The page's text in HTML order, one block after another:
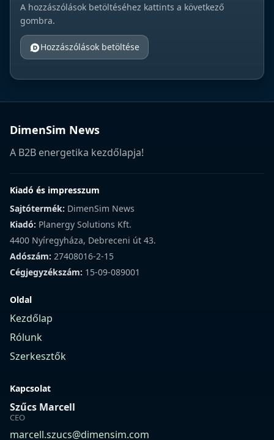
A hozzászólások betöltéséhez kattints a következő
gombra.
Hozzászólások betöltése
DimenSim News
A B2B energetika kezdőlapja!
Kiadó és impresszum
Sajtótermék: DimenSim News
Kiadó: Planergy Solutions Kft.
4400 Nyíregyháza, Debreceni út 43.
Adószám: 27408016-2-15
Cégjegyzékszám: 15-09-089001
Oldal
Kezdőlap
Rólunk
Szerkesztők
Kapcsolat
Szűcs Marcell
CEO
marcell.szucs@dimensim.com